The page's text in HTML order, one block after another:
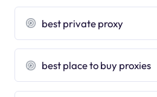
best private proxy
best place to buy proxies